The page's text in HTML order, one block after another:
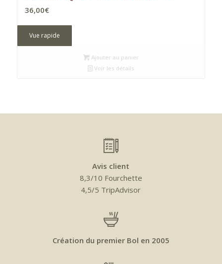
36,00€
Vue rapide
Ajouter au panier
Voir les détails
Avis client
8,3/10 Fourchette
4,5/5 TripAdvisor
Création du premier Bol en 2005